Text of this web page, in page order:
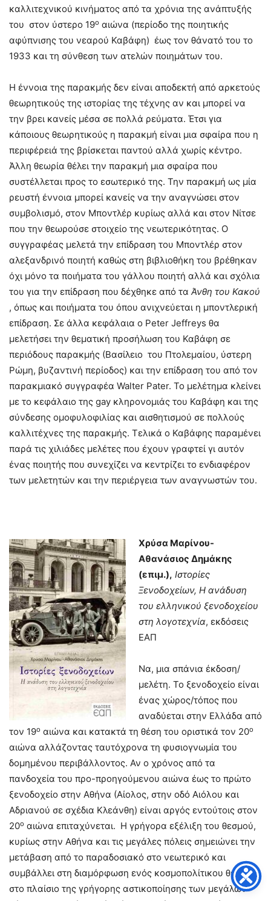
καλλιτεχνικού κινήματος από τα χρόνια της ανάπτυξής
του στον ύστερο 19ο αιώνα (περίοδο της ποιητικής
αφύπνισης του νεαρού Καβάφη) έως τον θάνατό του το
1933 και τη σύνθεση των ατελών ποιημάτων του.
Η έννοια της παρακμής δεν είναι αποδεκτή από αρκετούς
θεωρητικούς της ιστορίας της τέχνης αν και μπορεί να
την βρει κανείς μέσα σε πολλά ρεύματα. Έτσι για
κάποιους θεωρητικούς η παρακμή είναι μια σφαίρα που η
περιφέρειά της βρίσκεται παντού αλλά χωρίς κέντρο.
Άλλη θεωρία θέλει την παρακμή μια σφαίρα που
συστέλλεται προς το εσωτερικό της. Την παρακμή ως μία
ρευστή έννοια μπορεί κανείς να την αναγνώσει στον
συμβολισμό, στον Μποντλέρ κυρίως αλλά και στον Νίτσε
που την θεωρούσε στοιχείο της νεωτερικότητας. Ο
συγγραφέας μελετά την επίδραση του Μποντλέρ στον
αλεξανδρινό ποιητή καθώς στη βιβλιοθήκη του βρέθηκαν
όχι μόνο τα ποιήματα του γάλλου ποιητή αλλά και σχόλια
του για την επίδραση που δέχθηκε από τα Άνθη του Κακού
, όπως και ποιήματα του όπου ανιχνεύεται η μποντλερική
επίδραση. Σε άλλα κεφάλαια ο Peter Jeffreys θα
μελετήσει την θεματική προσήλωση του Καβάφη σε
περιόδους παρακμής (Βασίλειο του Πτολεμαίου, ύστερη
Ρώμη, βυζαντινή περίοδος) και την επίδραση του από τον
παρακμιακό συγγραφέα Walter Pater. Το μελέτημα κλείνει
με το κεφάλαιο της gay κληρονομιάς του Καβάφη και της
σύνδεσης ομοφυλοφιλίας και αισθητισμού σε πολλούς
καλλιτέχνες της παρακμής. Τελικά ο Καβάφης παραμένει
παρά τις χιλιάδες μελέτες που έχουν γραφτεί γι αυτόν
ένας ποιητής που συνεχίζει να κεντρίζει το ενδιαφέρον
των μελετητών και την περιέργεια των αναγνωστών του.
Χρύσα Μαρίνου-
Αθανάσιος Δημάκης
(επιμ.), Ιστορίες
Ξενοδοχείων, Η ανάδυση
του ελληνικού ξενοδοχείου
στη λογοτεχνία, εκδόσεις
ΕΑΠ
Να, μια σπάνια έκδοση/
μελέτη. Το ξενοδοχείο είναι
ένας χώρος/τόπος που
αναδύεται στην Ελλάδα από
τον 19ο αιώνα και κατακτά τη θέση του οριστικά τον 20ο
αιώνα αλλάζοντας ταυτόχρονα τη φυσιογνωμία του
δομημένου περιβάλλοντος. Αν ο χρόνος από τα
πανδοχεία του προ-προηγούμενου αιώνα έως το πρώτο
ξενοδοχείο στην Αθήνα (Αίολος, στην οδό Αιόλου και
Αδριανού σε σχέδια Κλεάνθη) είναι αργός εντούτοις στον
20ο αιώνα επιταχύνεται. Η γρήγορα εξέλιξη του θεσμού,
κυρίως στην Αθήνα και τις μεγάλες πόλεις σημειώνει την
μετάβαση από το παραδοσιακό στο νεωτερικό και
συμβάλλει στη διαμόρφωση ενός κοσμοπολίτικου θεσμού
στο πλαίσιο της γρήγορης αστικοποίησης των μεγάλων